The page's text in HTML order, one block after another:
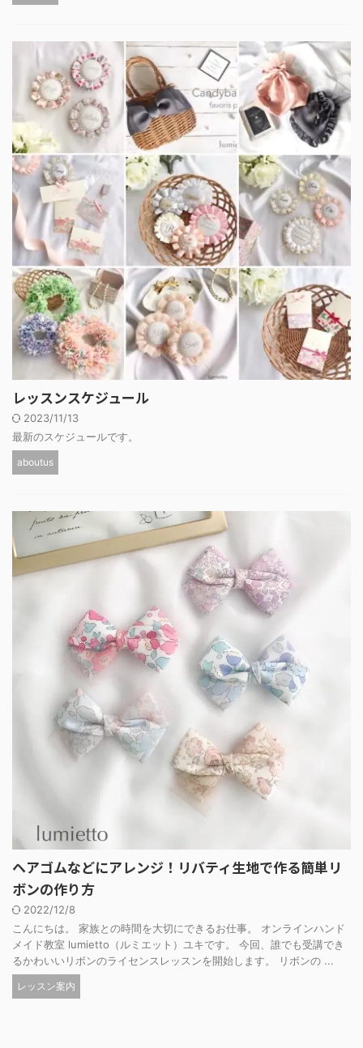
レッスンスケジュール
2023/11/13
最新のスケジュールです。
aboutus
ヘアゴムなどにアレンジ！リバティ生地で作る簡単リ
ボンの作り方
2022/12/8
こんにちは。 家族との時間を大切にできるお仕事。 オンラインハンド
メイド教室 lumietto（ルミエット）ユキです。 今回、誰でも受講でき
るかわいいリボンのライセンスレッスンを開始します。 リボンの ...
レッスン案内